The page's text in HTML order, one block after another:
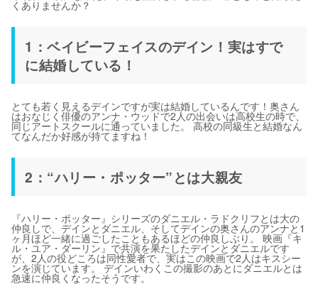
くありませんか？
1：ベイビーフェイスのデイン！実はすで
に結婚している！
とても若く見えるデインですが実は結婚しているんです！奥さん
はおなじく俳優のアンナ・ウッドで2人の出会いは高校生の時で、
同じアートスクールに通っていました。 高校の同級生と結婚なん
てなんだか好感が持てますね！
2：“ハリー・ポッター”とは大親友
『ハリー・ポッター』シリーズのダニエル・ラドクリフとは大の
仲良しで、デインとダニエル、そしてデインの奥さんのアンナと1
ヶ月ほど一緒に過ごしたこともあるほどの仲良しぶり。 映画『キ
ル・ユア・ダーリン』で共演を果たしたデインとダニエルです
が、2人の役どころは同性愛者で、実はこの映画で2人はキスシー
ンを演じています。 デインいわくこの撮影のあとにダニエルとは
急速に仲良くなったそうです。